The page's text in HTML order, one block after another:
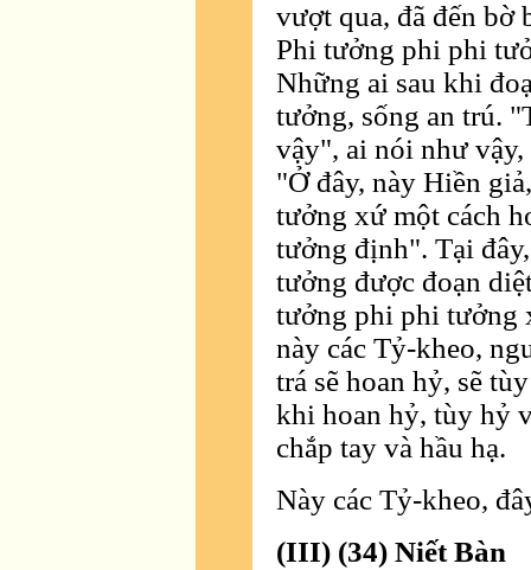
vượt qua, đã đến bờ
Phi tưởng phi phi
Những ai sau khi
tưởng, sống an trú.
vậy", ai nói như
"Ở đây, này Hiền
tưởng xứ một cách
tưởng định". Tại
tưởng được đoạn
tưởng phi phi tưởng
này các Tỷ-kheo,
trá sẽ hoan hỷ, sẽ
khi hoan hỷ, tùy hỷ
chắp tay và hầu hạ.
Này các Tỷ-kheo,
(III) (34) Niết Bàn